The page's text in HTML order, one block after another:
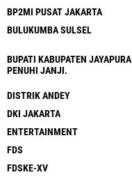
BP2MI PUSAT JAKARTA
BULUKUMBA SULSEL
BUPATI KABUPATEN JAYAPURA
PENUHI JANJI.
DISTRIK ANDEY
DKI JAKARTA
ENTERTAINMENT
FDS
FDSKE-XV